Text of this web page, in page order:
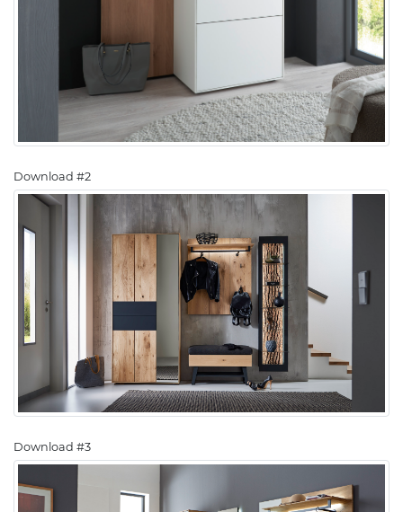
Download #2
Download #3